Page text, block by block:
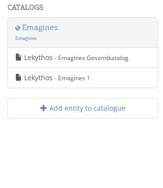
CATALOGS
Emagines
Emagines
Lekythos - Emagines Gesamtkatalog
Lekythos - Emagines 1
Add entity to catalogue